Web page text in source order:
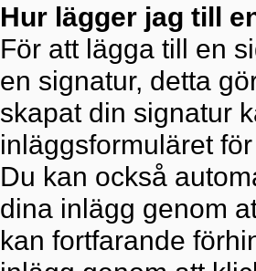
Hur lägger jag till
För att lägga till en
en signatur, detta
skapat din signatur
inläggsformuläret
Du kan också
dina inlägg genom
kan fortfarande